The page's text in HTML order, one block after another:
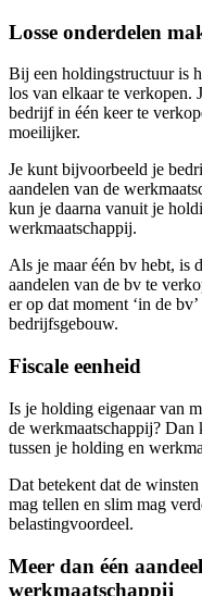
Losse onderdelen
Bij een holdingstructuur is
los van elkaar te verkopen.
bedrijf in één keer te
moeilijker.
Je kunt bijvoorbeeld je
aandelen van de
kun je daarna vanuit je
werkmaatschappij.
Als je maar één bv hebt, is
aandelen van de bv te
er op dat moment ‘in de
bedrijfsgebouw.
Fiscale eenheid
Is je holding eigenaar van
de werkmaatschappij? Dan
tussen je holding en
Dat betekent dat de
mag tellen en slim mag
belastingvoordeel.
Meer dan één
werkmaatschappij